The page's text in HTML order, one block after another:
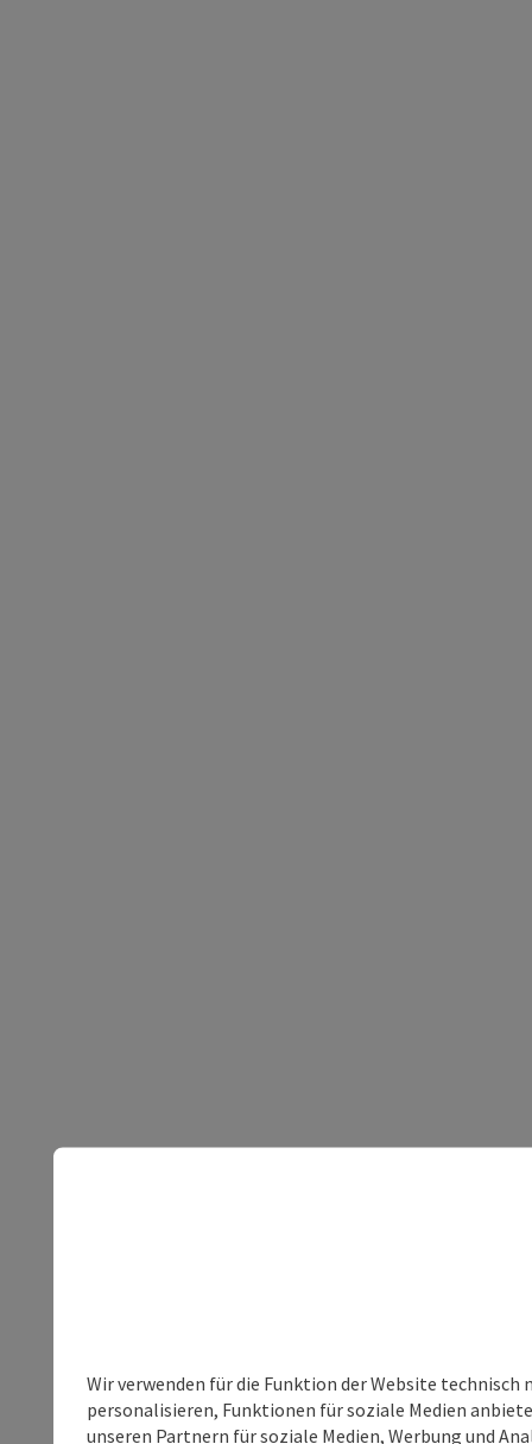
Wir verwenden für die Funktion der Website
personalisieren, Funktionen für soziale Medien
unseren Partnern für soziale Medien, Werbung und